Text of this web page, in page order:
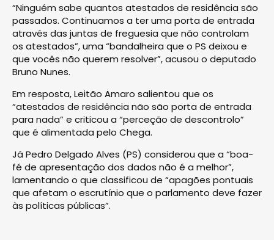
“Ninguém sabe quantos atestados de residência são
passados. Continuamos a ter uma porta de entrada
através das juntas de freguesia que não controlam
os atestados”, uma “bandalheira que o PS deixou e
que vocês não querem resolver”, acusou o deputado
Bruno Nunes.
Em resposta, Leitão Amaro salientou que os
“atestados de residência não são porta de entrada
para nada” e criticou a “perceção de descontrolo”
que é alimentada pelo Chega.
Já Pedro Delgado Alves (PS) considerou que a “boa-
fé de apresentação dos dados não é a melhor”,
lamentando o que classificou de “apagões pontuais
que afetam o escrutínio que o parlamento deve fazer
às políticas públicas”.